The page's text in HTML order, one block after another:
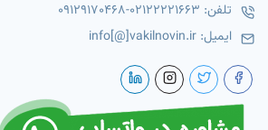
تلفن: 02122221663
-
09129170468
ایمیل: info[@]vakilnovin.ir